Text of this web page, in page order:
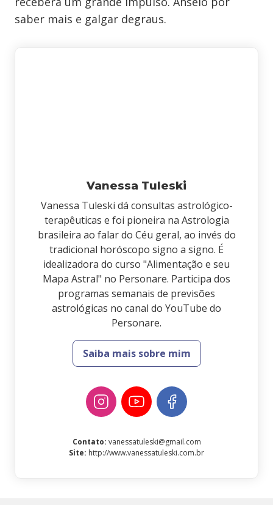
saber mais e galgar degraus.
Vanessa Tuleski
Vanessa Tuleski dá consultas astrológico-
terapêuticas e foi pioneira na Astrologia
brasileira ao falar do Céu geral, ao invés do
tradicional horóscopo signo a signo. É
idealizadora do curso "Alimentação e seu
Mapa Astral" no Personare. Participa dos
programas semanais de previsões
astrológicas no canal do YouTube do
Personare.
Saiba mais sobre mim
Contato: vanessatuleski@gmail.com
Site: http://www.vanessatuleski.com.br